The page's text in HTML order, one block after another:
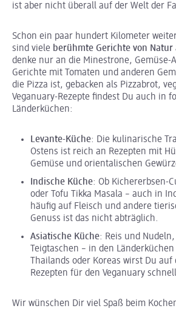
ist aber nicht überall auf der Welt der
Schon ein paar hundert Kilometer
sind viele berühmte Gerichte von Natur
denke nur an die Minestrone, Gemüse-
Gerichte mit Tomaten und anderen
die Pizza ist, gebacken als Pizzabrot,
Veganuary-Rezepte findest Du auch in
Länderküchen:
Levante-Küche: Die kulinarische
Ostens ist reich an Rezepten mit
Gemüse und orientalischen
Indische Küche: Ob Kichererbsen-
oder Tofu Tikka Masala – auch in
häufig auf Fleisch und andere
Genuss ist das nicht abträglich.
Asiatische Küche: Reis und
Teigtaschen – in den
Thailands oder Koreas wirst Du auf
Rezepten für den Veganuary
Wir wünschen Dir viel Spaß beim